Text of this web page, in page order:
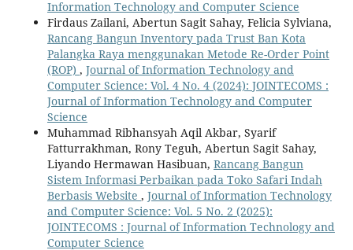
Information Technology and Computer Science
Firdaus Zailani, Abertun Sagit Sahay, Felicia Sylviana,
Rancang Bangun Inventory pada Trust Ban Kota
Palangka Raya menggunakan Metode Re-Order Point
(ROP) , Journal of Information Technology and
Computer Science: Vol. 4 No. 4 (2024): JOINTECOMS :
Journal of Information Technology and Computer
Science
Muhammad Ribhansyah Aqil Akbar, Syarif
Fatturrakhman, Rony Teguh, Abertun Sagit Sahay,
Liyando Hermawan Hasibuan, Rancang Bangun
Sistem Informasi Perbaikan pada Toko Safari Indah
Berbasis Website , Journal of Information Technology
and Computer Science: Vol. 5 No. 2 (2025):
JOINTECOMS : Journal of Information Technology and
Computer Science